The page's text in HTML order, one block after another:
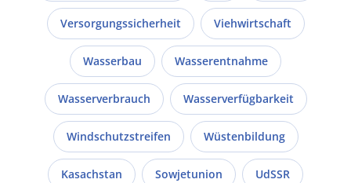
Versorgungssicherheit Viehwirtschaft
Wasserbau Wasserentnahme
Wasserverbrauch Wasserverfügbarkeit
Windschutzstreifen Wüstenbildung
Kasachstan Sowjetunion UdSSR